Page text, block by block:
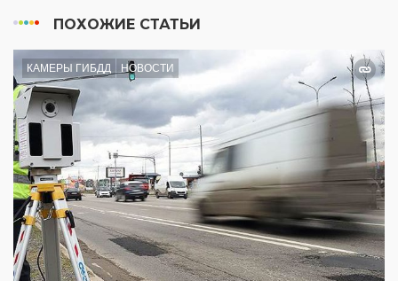
ПОХОЖИЕ СТАТЬИ
КАМЕРЫ ГИБДД НОВОСТИ